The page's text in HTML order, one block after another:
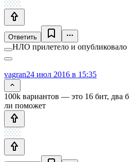
Ответить
НЛО прилетело и опубликовало
vagran24 июл 2016 в 15:35
100k вариантов — это 16 бит, два
ли поможет